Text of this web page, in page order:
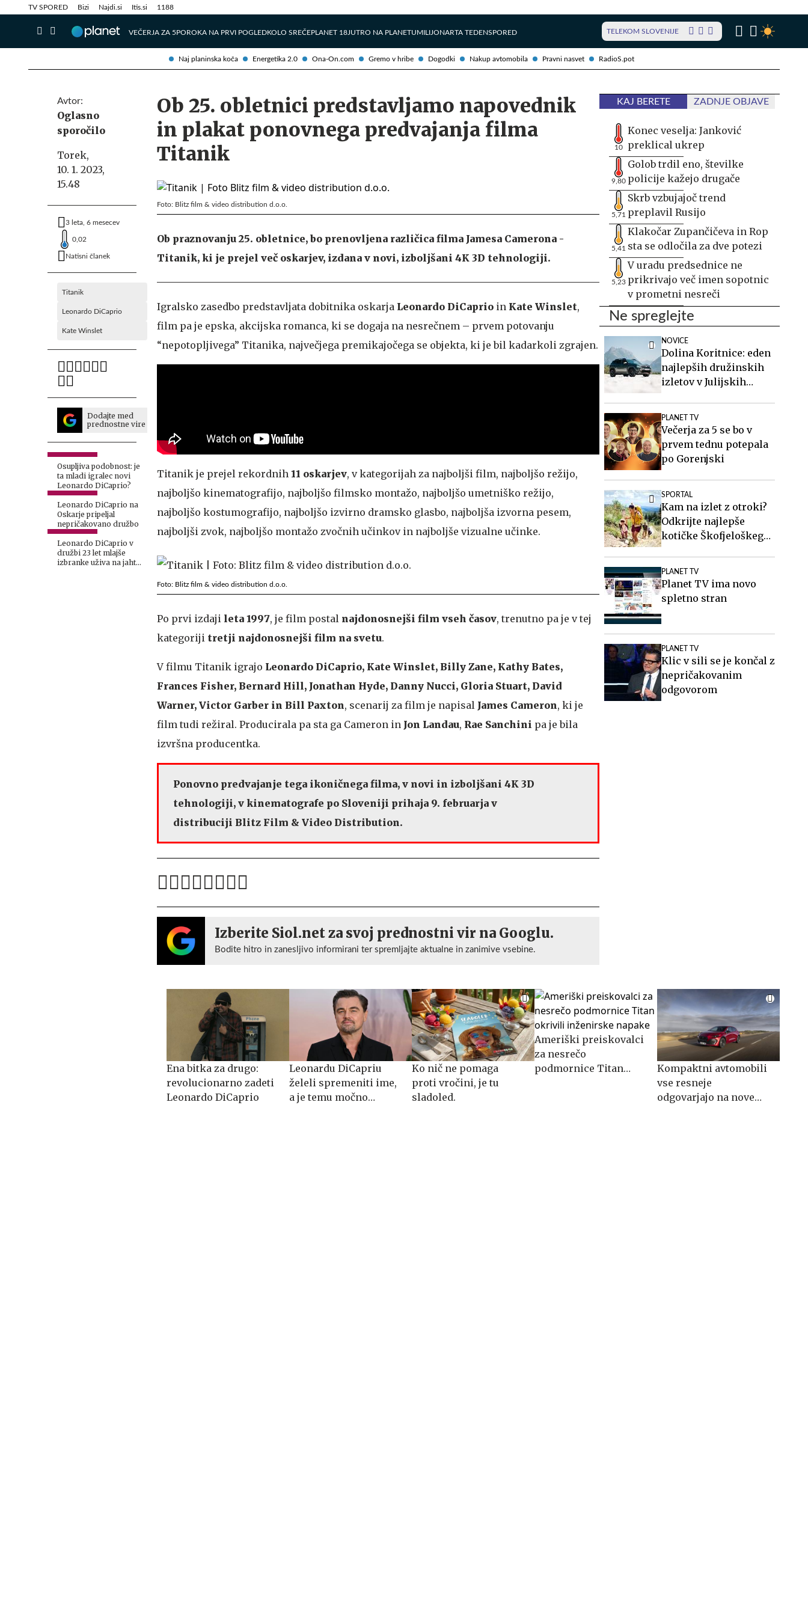
Naj planinska koča Energetika 2.0 Ona-On.com Gremo v hribe Dogodki Nakup avtomobila Pravni nasvet RadioS.pot
TV SPORED Bizi Najdi.si Itis.si 1188
VEČERJA ZA 5POROKA NA PRVI POGLEDKOLO SREČEPLANET 18JUTRO NA PLANETUMILIJONARTA TEDENSPORED TELEKOM SLOVENIJE
Info in obvestila Tehnik
Avtor:
Oglasno
sporočilo
Torek,
10. 1. 2023,
15.48
3 leta, 6 mesecev
0,02
Natisni članek
Titanik
Leonardo DiCaprio
Kate Winslet
Dodajte med
prednostne vire
Osupljiva podobnost: je
ta mladi igralec novi
Leonardo DiCaprio?
Leonardo DiCaprio na
Oskarje pripeljal
nepričakovano družbo
Leonardo DiCaprio v
družbi 23 let mlajše
izbranke uživa na jahti
Ob 25. obletnici predstavljamo napovednik
in plakat ponovnega predvajanja filma
Titanik
Foto: Blitz film & video distribution d.o.o.
Ob praznovanju 25. obletnice, bo prenovljena različica filma Jamesa Camerona -
Titanik, ki je prejel več oskarjev, izdana v novi, izboljšani 4K 3D tehnologiji.
Igralsko zasedbo predstavljata dobitnika oskarja Leonardo DiCaprio in Kate Winslet,
film pa je epska, akcijska romanca, ki se dogaja na nesrečnem – prvem potovanju
“nepotopljivega” Titanika, največjega premikajočega se objekta, ki je bil kadarkoli zgrajen.
Titanik je prejel rekordnih 11 oskarjev, v kategorijah za najboljši film, najboljšo režijo,
najboljšo kinematografijo, najboljšo filmsko montažo, najboljšo umetniško režijo,
najboljšo kostumografijo, najboljšo izvirno dramsko glasbo, najboljša izvorna pesem,
najboljši zvok, najboljšo montažo zvočnih učinkov in najboljše vizualne učinke.
Foto: Blitz film & video distribution d.o.o.
Po prvi izdaji leta 1997, je film postal najdonosnejši film vseh časov, trenutno pa je v tej
kategoriji tretji najdonosnejši film na svetu.
V filmu Titanik igrajo Leonardo DiCaprio, Kate Winslet, Billy Zane, Kathy Bates,
Frances Fisher, Bernard Hill, Jonathan Hyde, Danny Nucci, Gloria Stuart, David
Warner, Victor Garber in Bill Paxton, scenarij za film je napisal James Cameron, ki je
film tudi režiral. Producirala pa sta ga Cameron in Jon Landau, Rae Sanchini pa je bila
izvršna producentka.
Ponovno predvajanje tega ikoničnega filma, v novi in izboljšani 4K 3D
tehnologiji, v kinematografe po Sloveniji prihaja 9. februarja v
distribuciji Blitz Film & Video Distribution.
Izberite Siol.net za svoj prednostni vir na Googlu.
Bodite hitro in zanesljivo informirani ter spremljajte aktualne in zanimive vsebine.
KAJ BERETE ZADNJE OBJAVE
10
Konec veselja: Janković
preklical ukrep
9,80
Golob trdil eno, številke
policije kažejo drugače
5,71
Skrb vzbujajoč trend
preplavil Rusijo
5,41
Klakočar Zupančičeva in Rop
sta se odločila za dve potezi
5,23
V uradu predsednice ne
prikrivajo več imen sopotnic
v prometni nesreči
Ne spreglejte
NOVICE
Dolina Koritnice: eden
najlepših družinskih
izletov v Julijskih
PLANET TV
Večerja za 5 se bo v
prvem tednu potepala
po Gorenjski
SPORTAL
Kam na izlet z otroki?
Odkrijte najlepše
kotičke Škofjeloškega
PLANET TV
Planet TV ima novo
spletno stran
PLANET TV
Klic v sili se je končal z
nepričakovanim
odgovorom
Ena bitka za drugo:
revolucionarno zadeti
Leonardo DiCaprio
Leonardu DiCapriu
želeli spremeniti ime,
a je temu močno
Ko nič ne pomaga
proti vročini, je tu
sladoled.
Ameriški preiskovalci
za nesrečo
podmornice Titan
Kompaktni avtomobili
vse resneje
odgovarjajo na nove